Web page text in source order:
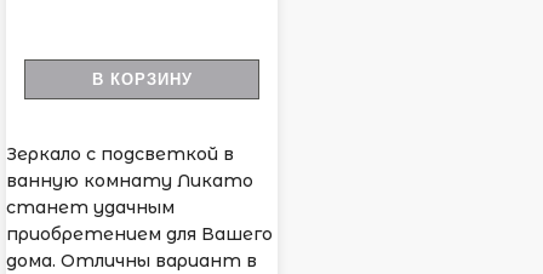
В КОРЗИНУ
Зеркало с подсветкой в
ванную комнату Ликато
станет удачным
приобретением для Вашего
дома. Отличны вариант в